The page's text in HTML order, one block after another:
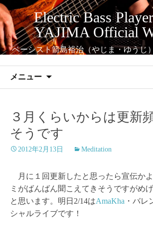
コ
ン
テ
ン
ツ
へ
Electric Bass
YAJIMA Official
ベーシスト箭島裕治（やじま・ゆうじ
メニュー
３月くらいからは更新
そうです
2012年2月13日 Meditation
月に１回更新したと思ったら宣伝か
ミがばんばん聞こえてきそうですがめ
と思います。明日2/14はAmaKha ・バレ
シャルライブです！